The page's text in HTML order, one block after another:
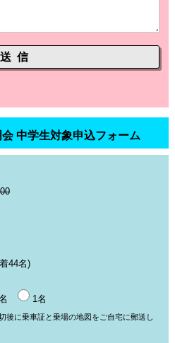
中学生対象申込フォーム
44名)
1名
後に乗車証と乗場の地図をご自宅に郵送し